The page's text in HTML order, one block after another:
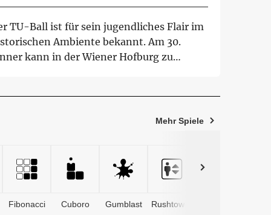
TU-Ball ist für sein jugendliches Flair im
Ambiente bekannt. Am 30.
kann in der Wiener Hofburg zu
Mehr Spiele
Fibonacci Cuboro Gumblast Rushtower